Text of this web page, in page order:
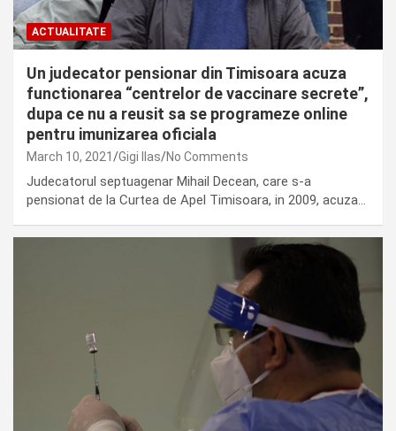
ACTUALITATE
Un judecator pensionar din Timisoara acuza
functionarea “centrelor de vaccinare secrete”,
dupa ce nu a reusit sa se programeze online
pentru imunizarea oficiala
March 10, 2021 Gigi Ilas No Comments
Judecatorul septuagenar Mihail Decean, care s-a
pensionat de la Curtea de Apel Timisoara, in 2009, acuza…